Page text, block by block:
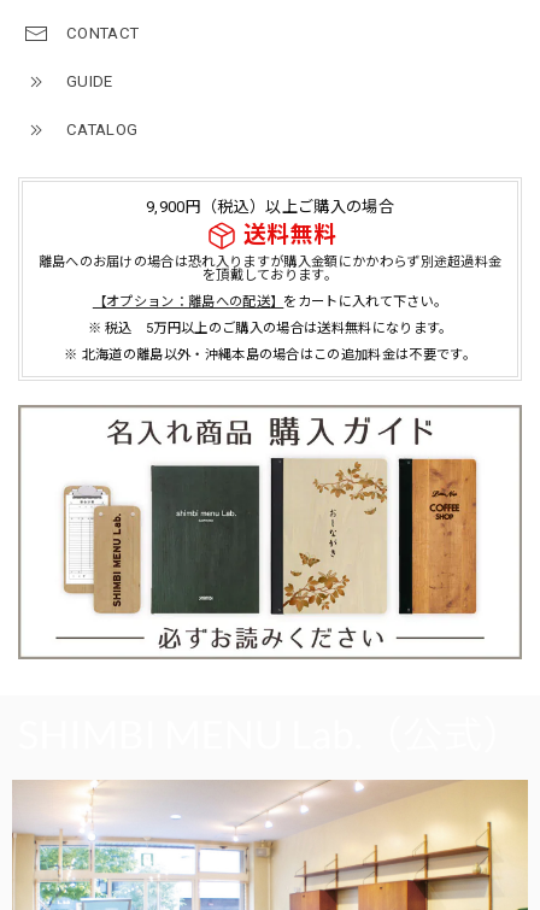
CONTACT
GUIDE
CATALOG
9,900円（税込）以上ご購入の場合
送料無料
離島へのお届けの場合は恐れ入りますが購入金額にかかわらず別途超過料金
を頂戴しております。
【オプション：離島への配送】 をカートに入れて下さい。
※ 税込 5万円以上のご購入の場合は送料無料になります。
※ 北海道の離島以外・沖縄本島の場合はこの追加料金は不要です。